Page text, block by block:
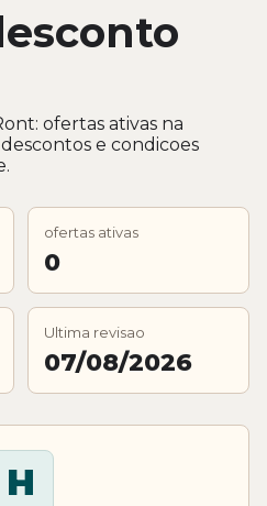
ofertas ativas na
e condicoes
ofertas ativas
0
Ultima revisao
07/08/2026
H